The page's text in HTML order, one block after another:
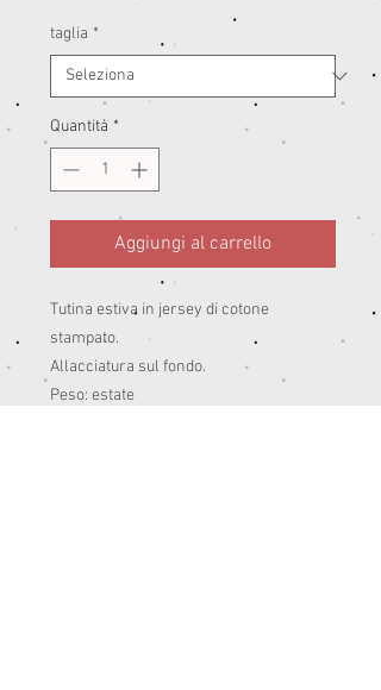
taglia *
Quantità *
Aggiungi al carrello
Tutina estiva in jersey di cotone
stampato.
Allacciatura sul fondo.
Peso: estate